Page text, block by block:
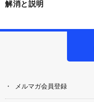
解消と説明
メルマガ会員登録